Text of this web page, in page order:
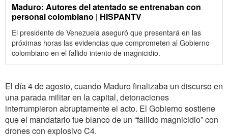
Maduro: Autores del atentado se entrenaban con
personal colombiano | HISPANTV
El presidente de Venezuela aseguró que presentará en las
próximas horas las evidencias que comprometen al Gobierno
colombiano en el fallido intento de magnicidio.
El día 4 de agosto, cuando Maduro finalizaba un discurso en
una parada militar en la capital, detonaciones
interrumpieron abruptamente el acto. El Gobierno sostiene
que el mandatario fue blanco de un “fallido magnicidio” con
drones con explosivo C4.